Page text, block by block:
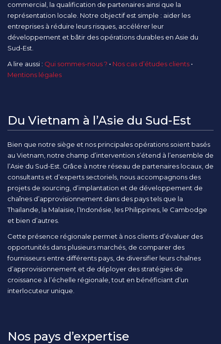
commercial, la qualification de partenaires ainsi que la
représentation locale. Notre objectif est simple : aider les
entreprises à réduire leurs risques, accélérer leur
développement et bâtir des opérations durables en Asie du
Sud-Est.
A lire aussi : Qui sommes-nous ? • Nos cas d’études clients •
Mentions légales
Du Vietnam à l’Asie du Sud-Est
Bien que notre siège et nos principales opérations soient basés
au Vietnam, notre champ d’intervention s’étend à l’ensemble de
l’Asie du Sud-Est. Grâce à notre réseau de partenaires locaux, de
consultants et d’experts sectoriels, nous accompagnons des
projets de sourcing, d’implantation et de développement de
chaînes d’approvisionnement dans des pays tels que la
Thaïlande, la Malaisie, l’Indonésie, les Philippines, le Cambodge
et bien d’autres.
Cette présence régionale permet à nos clients d’évaluer des
opportunités dans plusieurs marchés, de comparer des
fournisseurs entre différents pays, de diversifier leurs chaînes
d’approvisionnement et de déployer des stratégies de
croissance à l’échelle régionale, tout en bénéficiant d’un
interlocuteur unique.
Nos pays d’expertise